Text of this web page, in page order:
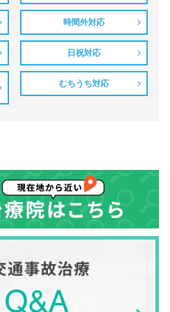
時間外対応
日祝対応
むちうち対応